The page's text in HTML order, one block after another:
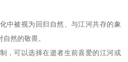
中被视为回归自然、与江河共存的象
然的敬畏。
，可以选择在逝者生前喜爱的江河或